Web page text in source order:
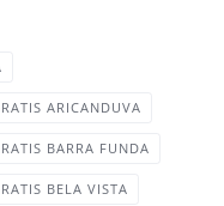
ARICANDUVA
BARRA FUNDA
BELA VISTA